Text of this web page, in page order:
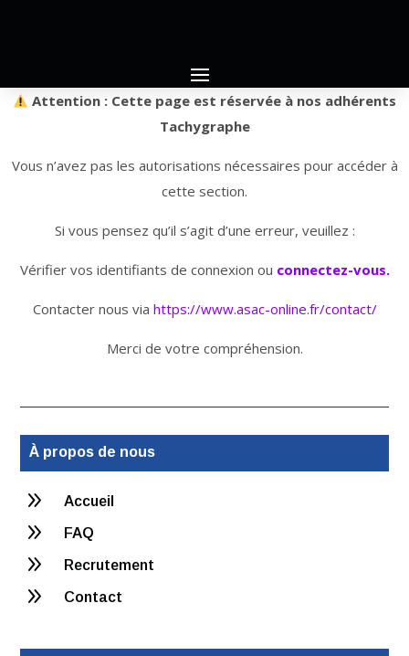
Attention : Cette page est réservée à nos adhérents
Tachygraphe
Vous n’avez pas les autorisations nécessaires pour accéder à
cette section.
Si vous pensez qu’il s’agit d’une erreur, veuillez :
Vérifier vos identifiants de connexion ou connectez-vous.
Contacter nous via https://www.asac-online.fr/contact/
Merci de votre compréhension.
À propos de nous
9 Accueil
9 FAQ
9 Recrutement
9 Contact